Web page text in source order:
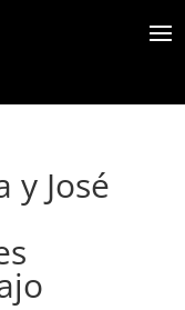
y José